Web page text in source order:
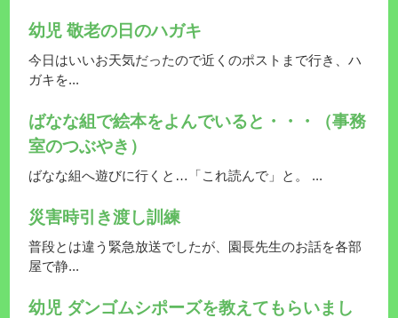
幼児 敬老の日のハガキ
今日はいいお天気だったので近くのポストまで行き、ハ
ガキを...
ばなな組で絵本をよんでいると・・・（事務
室のつぶやき）
ばなな組へ遊びに行くと…「これ読んで」と。 ...
災害時引き渡し訓練
普段とは違う緊急放送でしたが、園長先生のお話を各部
屋で静...
幼児 ダンゴムシポーズを教えてもらいまし